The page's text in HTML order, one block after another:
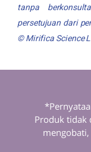
tanpa
persetujuan dari
©Mirifica Science
Produk tidak